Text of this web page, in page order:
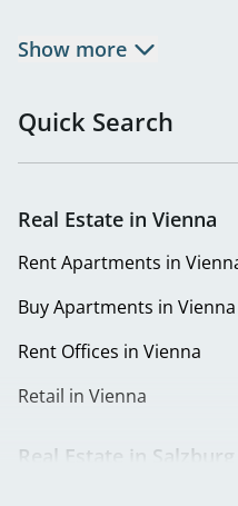
Buy Apartments in 1120
Eigentumswohnungen in
in Penzing
in Liesing
Show more
Quick Search
Real Estate in Vienna
Rent Apartments in
Buy Apartments in Vienna
Rent Offices in Vienna
Retail in Vienna
Real Estate in Salzburg